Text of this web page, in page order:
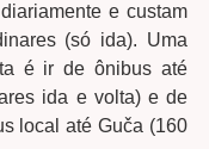
e custam
(só ida). Uma
é ir de ônibus até
ida e volta) e de
local até Guča (160